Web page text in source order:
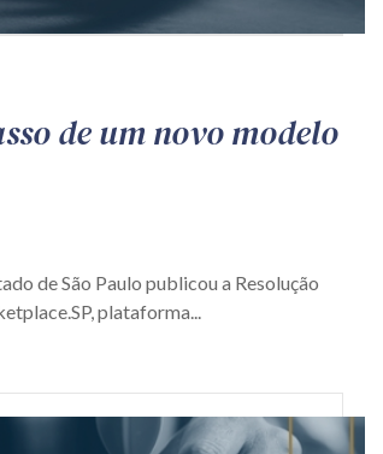
de um novo modelo
de São Paulo publicou a Resolução
plataforma...